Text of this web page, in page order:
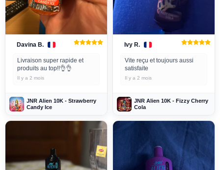
Davina B.
Livraison super rapide et
produits au top!!👌👌
Il y a 2 mois
JNR Alien 10K - Strawberry
Candy Ice
Ivy R.
Vite reçu et toujours aussi
satisfaite
Il y a 2 mois
JNR Alien 10K - Fizzy Cherry
Cola